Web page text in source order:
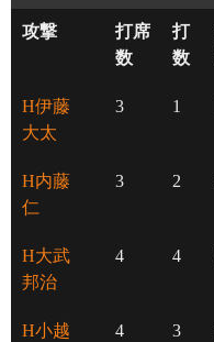
攻撃
打席
数
打
数
H伊藤
大太
3 1
H内藤
仁
3 2
H大武
邦治
4 4
H小越
4 3